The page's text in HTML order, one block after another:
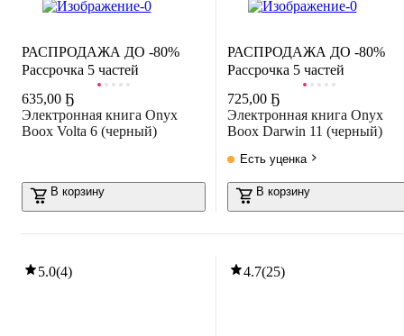
Рассрочка 5 частей
РАСПРОДАЖА ДО -80%
635,00 Ҕ
Электронная книга Onyx
Boox Volta 6 (черный)
В корзину
Рассрочка 5 частей
РАСПРОДАЖА ДО -80%
725,00 Ҕ
Электронная книга Onyx
Boox Darwin 11 (черный)
Есть уценка
В корзину
5.0(4) 4.7(25)